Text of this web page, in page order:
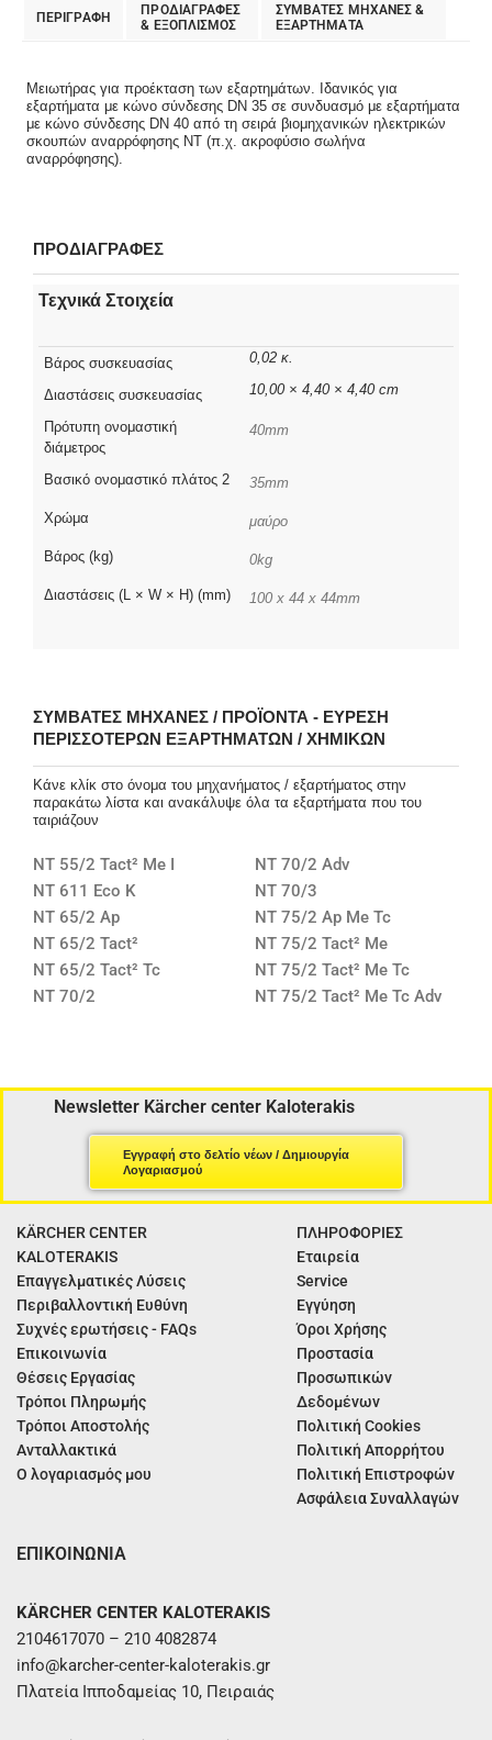
ΠΕΡΙΓΡΑΦΗ
ΠΡΟΔΙΑΓΡΑΦΕΣ
& EΞΟΠΛΙΣΜΟΣ
ΣΥΜΒΑΤΕΣ ΜΗΧΑΝΕΣ &
ΕΞΑΡΤΗΜΑΤΑ
Μειωτήρας για προέκταση των εξαρτημάτων. Ιδανικός για
εξαρτήματα με κώνο σύνδεσης DN 35 σε συνδυασμό με εξαρτήματα
με κώνο σύνδεσης DN 40 από τη σειρά βιομηχανικών ηλεκτρικών
σκουπών αναρρόφησης NT (π.χ. ακροφύσιο σωλήνα
αναρρόφησης).
ΠΡΟΔΙΑΓΡΑΦΕΣ
Τεχνικά Στοιχεία
Βάρος συσκευασίας 0,02 κ.
Διαστάσεις συσκευασίας 10,00 × 4,40 × 4,40 cm
Πρότυπη ονομαστική
διάμετρος
40mm
Βασικό ονομαστικό πλάτος 2 35mm
Χρώμα μαύρο
Βάρος (kg) 0kg
Διαστάσεις (L × W × H) (mm) 100 x 44 x 44mm
ΣΥΜΒΑΤΈΣ ΜΗΧΑΝΈΣ / ΠΡΟΪΌΝΤΑ - ΕΎΡΕΣΗ
ΠΕΡΙΣΣΌΤΕΡΩΝ ΕΞΑΡΤΗΜΆΤΩΝ / ΧΗΜΙΚΏΝ
Κάνε κλίκ στο όνομα του μηχανήματος / εξαρτήματος στην
παρακάτω λίστα και ανακάλυψε όλα τα εξαρτήματα που του
ταιριάζουν
NT 55/2 Tact² Me I
NT 611 Eco K
NT 65/2 Ap
NT 65/2 Tact²
NT 65/2 Tact² Tc
NT 70/2
NT 70/2 Adv
NT 70/3
NT 75/2 Ap Me Tc
NT 75/2 Tact² Me
NT 75/2 Tact² Me Tc
NT 75/2 Tact² Me Tc Adv
Newsletter Kärcher center Kaloterakis
Εγγραφή στο δελτίο νέων / Δημιουργία
Λογαριασμού
KÄRCHER CENTER
KALOTERAKIS
Επαγγελματικές Λύσεις
Περιβαλλοντική Ευθύνη
Συχνές ερωτήσεις - FAQs
Επικοινωνία
Θέσεις Εργασίας
Τρόποι Πληρωμής
Τρόποι Αποστολής
Ανταλλακτικά
Ο λογαριασμός μου
ΠΛΗΡΟΦΟΡΙΕΣ
Εταιρεία
Service
Εγγύηση
Όροι Χρήσης
Προστασία
Προσωπικών
Δεδομένων
Πολιτική Cookies
Πολιτική Απορρήτου
Πολιτική Επιστροφών
Ασφάλεια Συναλλαγών
ΕΠΙΚΟΙΝΩΝΙΑ
KÄRCHER CENTER KALOTERAKIS
2104617070 – 210 4082874
info@karcher-center-kaloterakis.gr
Πλατεία Ιπποδαμείας 10, Πειραιάς